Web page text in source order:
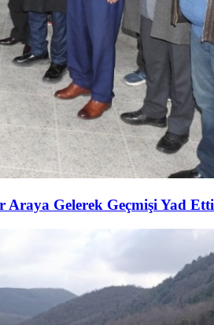
Araya Gelerek Geçmişi Yad Etti